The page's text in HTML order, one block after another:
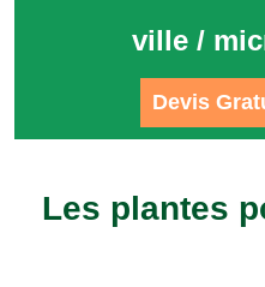
ville /
Devis
Les plantes